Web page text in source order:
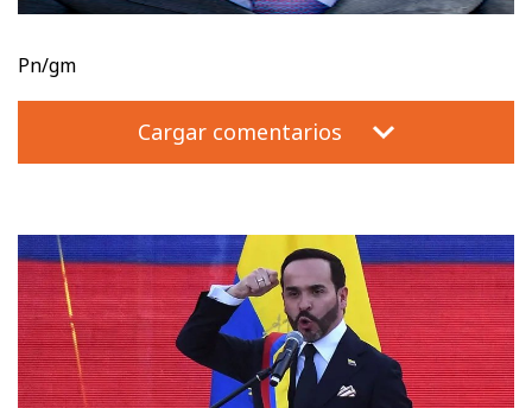
Pn/gm
Cargar comentarios